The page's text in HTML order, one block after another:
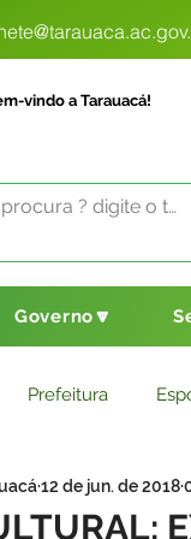
vindo a Tarauacá!
Governo🔽
Prefeitura
12 de jun. de 2018